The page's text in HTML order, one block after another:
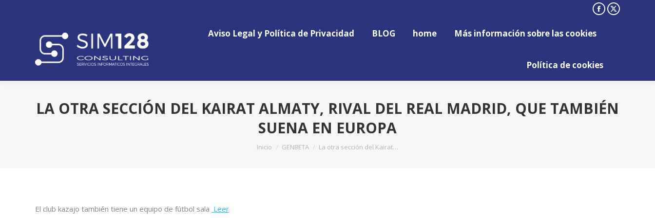
Facebook
new
X
Aviso Legal y Política de Privacidad BLOG home Más información sobre las cookies
Política de cookies
⁠LA OTRA SECCIÓN DEL KAIRAT ALMATY, RIVAL DEL REAL MADRID, QUE TAMBIÉN
SUENA EN EUROPA
Estás aquí:
Inicio GENBETA ⁠La otra sección del Kairat…
El club kazajo también tiene un equipo de fútbol sala Leer
Más información sobre las cookies